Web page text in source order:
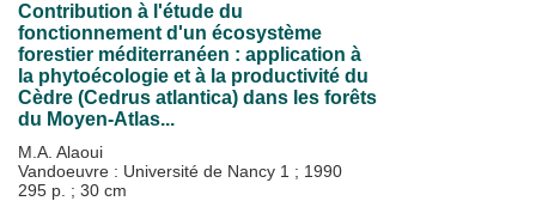
Contribution à l'étude du
fonctionnement d'un écosystème
forestier méditerranéen : application à
la phytoécologie et à la productivité du
Cèdre (Cedrus atlantica) dans les forêts
du Moyen-Atlas...
M.A. Alaoui
Vandoeuvre : Université de Nancy 1 ; 1990
295 p. ; 30 cm